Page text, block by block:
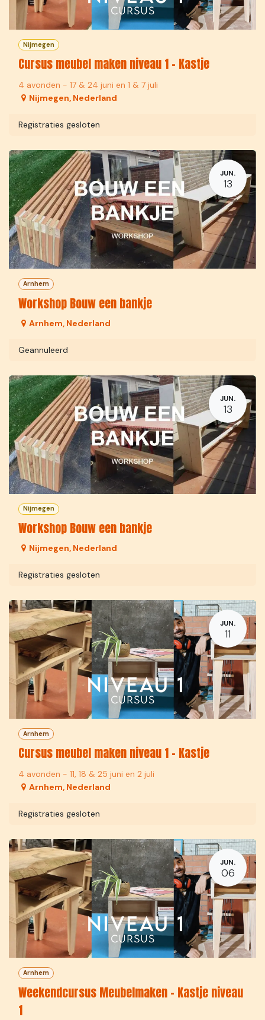
Nijmegen
Cursus meubel maken niveau 1 - Kastje
4 avonden - 17 & 24 juni en 1 & 7 juli
Nijmegen, Nederland
Registraties gesloten
JUN.
13
Arnhem
Workshop Bouw een bankje
Arnhem, Nederland
Geannuleerd
JUN.
13
Nijmegen
Workshop Bouw een bankje
Nijmegen, Nederland
Registraties gesloten
JUN.
11
Arnhem
Cursus meubel maken niveau 1 - Kastje
4 avonden - 11, 18 & 25 juni en 2 juli
Arnhem, Nederland
Registraties gesloten
JUN.
06
Arnhem
Weekendcursus Meubelmaken - Kastje niveau
1